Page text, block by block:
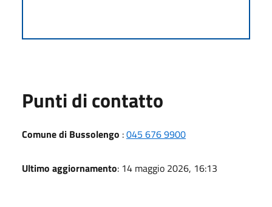
Punti di contatto
Comune di Bussolengo :045 676 9900
Ultimo aggiornamento: 14 maggio 2026, 16:13